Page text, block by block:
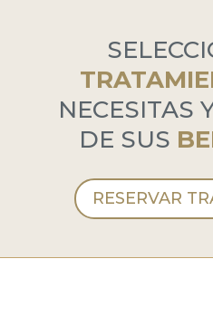
NECESITAS
DE SUS
RESERVAR